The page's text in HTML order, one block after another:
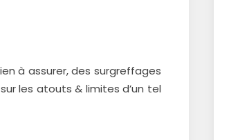
à assurer, des surgreffages
les atouts & limites d’un tel